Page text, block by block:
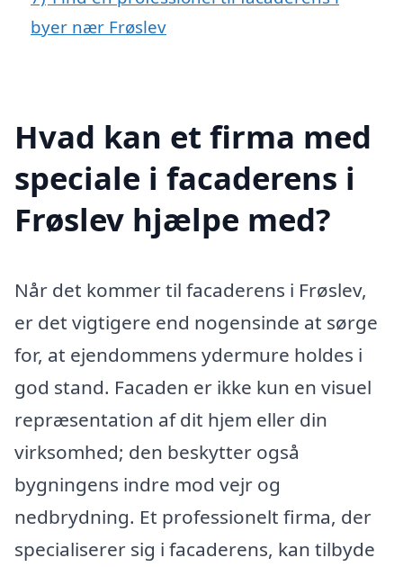
byer nær Frøslev
Hvad kan et firma med
speciale i facaderens i
Frøslev hjælpe med?
Når det kommer til facaderens i Frøslev,
er det vigtigere end nogensinde at sørge
for, at ejendommens ydermure holdes i
god stand. Facaden er ikke kun en visuel
repræsentation af dit hjem eller din
virksomhed; den beskytter også
bygningens indre mod vejr og
nedbrydning. Et professionelt firma, der
specialiserer sig i facaderens, kan tilbyde